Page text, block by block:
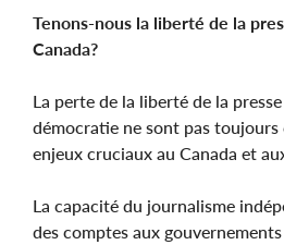
Tenons-nous la liberté de la
Canada?
La perte de la liberté de la
démocratie ne sont pas toujours
enjeux cruciaux au Canada et
La capacité du journalisme
des comptes aux